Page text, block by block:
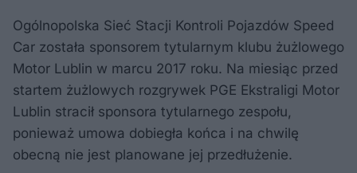
Ogólnopolska Sieć Stacji Kontroli Pojazdów Speed
Car została sponsorem tytularnym klubu żużlowego
Motor Lublin w marcu 2017 roku. Na miesiąc przed
startem żużlowych rozgrywek PGE Ekstraligi Motor
Lublin stracił sponsora tytularnego zespołu,
ponieważ umowa dobiegła końca i na chwilę
obecną nie jest planowane jej przedłużenie.